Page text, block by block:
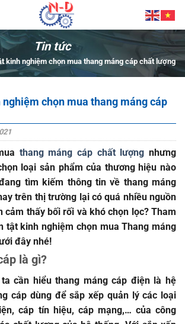
Tin tức
kinh nghiệm chọn mua thang máng cáp chất lượng
chọn mua thang máng cáp
thang máng cáp chất lượng nhưng
loại sản phẩm của thương hiệu nào
tìm kiếm thông tin về thang máng
trên thị trường lại có quá nhiều nguồn
cảm thấy bối rối và khó chọn lọc? Tham
tật kinh nghiệm chọn mua Thang máng
đây nhé!
là gì?
cần hiểu thang máng cáp điện là hệ
cáp dùng để sắp xếp quản lý các loại
cáp tín hiệu, cáp mạng,… của công